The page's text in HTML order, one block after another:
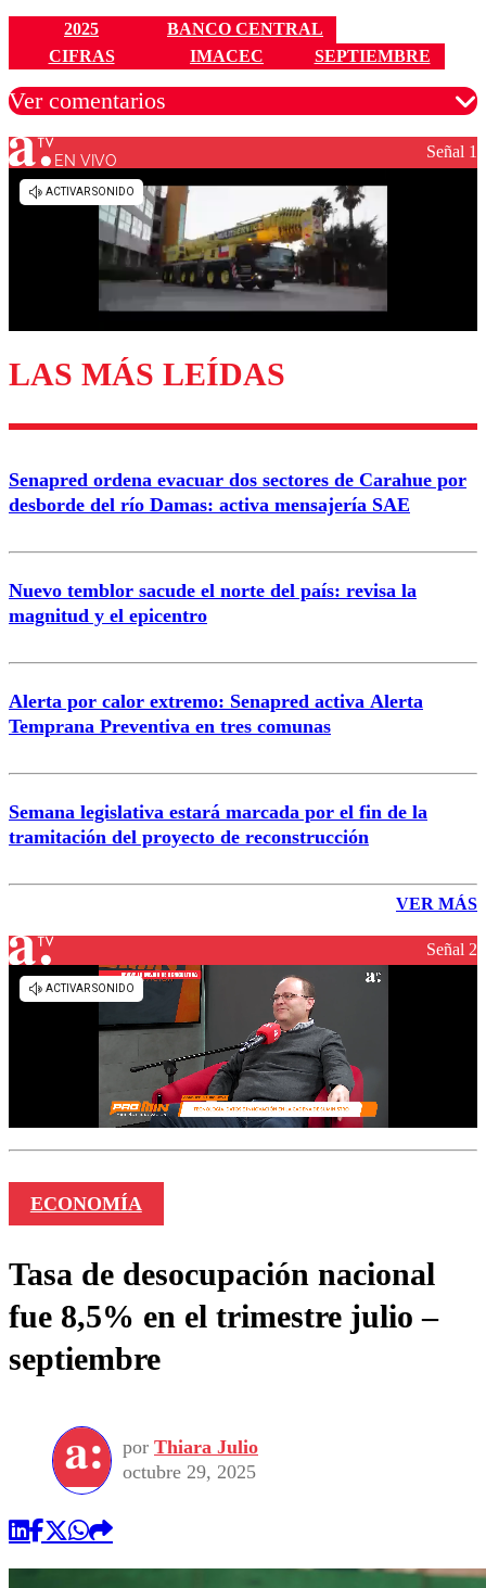
2025
BANCO CENTRAL
CIFRAS
IMACEC SEPTIEMBRE
Ver comentarios
Los comentarios son moderados para garantizar un
diálogo respetuoso.
Enviar comentario
EN VIVO Señal 1
LAS MÁS LEÍDAS
Senapred ordena evacuar dos sectores de Carahue por
desborde del río Damas: activa mensajería SAE
Nuevo temblor sacude el norte del país: revisa la
magnitud y el epicentro
Alerta por calor extremo: Senapred activa Alerta
Temprana Preventiva en tres comunas
Semana legislativa estará marcada por el fin de la
tramitación del proyecto de reconstrucción
VER MÁS
Señal 2
ECONOMÍA
Tasa de desocupación nacional
fue 8,5% en el trimestre julio –
septiembre
por Thiara Julio
octubre 29, 2025